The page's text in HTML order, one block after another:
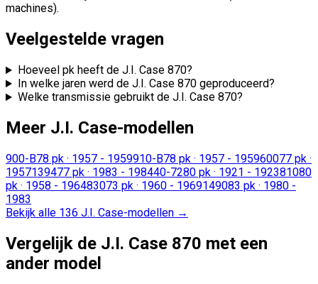
machines).
Veelgestelde vragen
Hoeveel pk heeft de J.I. Case 870?
In welke jaren werd de J.I. Case 870 geproduceerd?
Welke transmissie gebruikt de J.I. Case 870?
Meer J.I. Case-modellen
900-B78 pk · 1957 - 1959910-B78 pk · 1957 - 195960077 pk ·
1957139477 pk · 1983 - 198440-7280 pk · 1921 - 192381080
pk · 1958 - 196483073 pk · 1960 - 1969149083 pk · 1980 -
1983
Bekijk alle 136 J.I. Case-modellen →
Vergelijk de J.I. Case 870 met een
ander model